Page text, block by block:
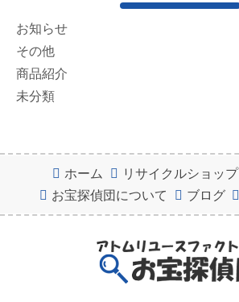
お知らせ
その他
商品紹介
未分類
ホーム リサイクルショップ
お宝探偵団について
ブログ